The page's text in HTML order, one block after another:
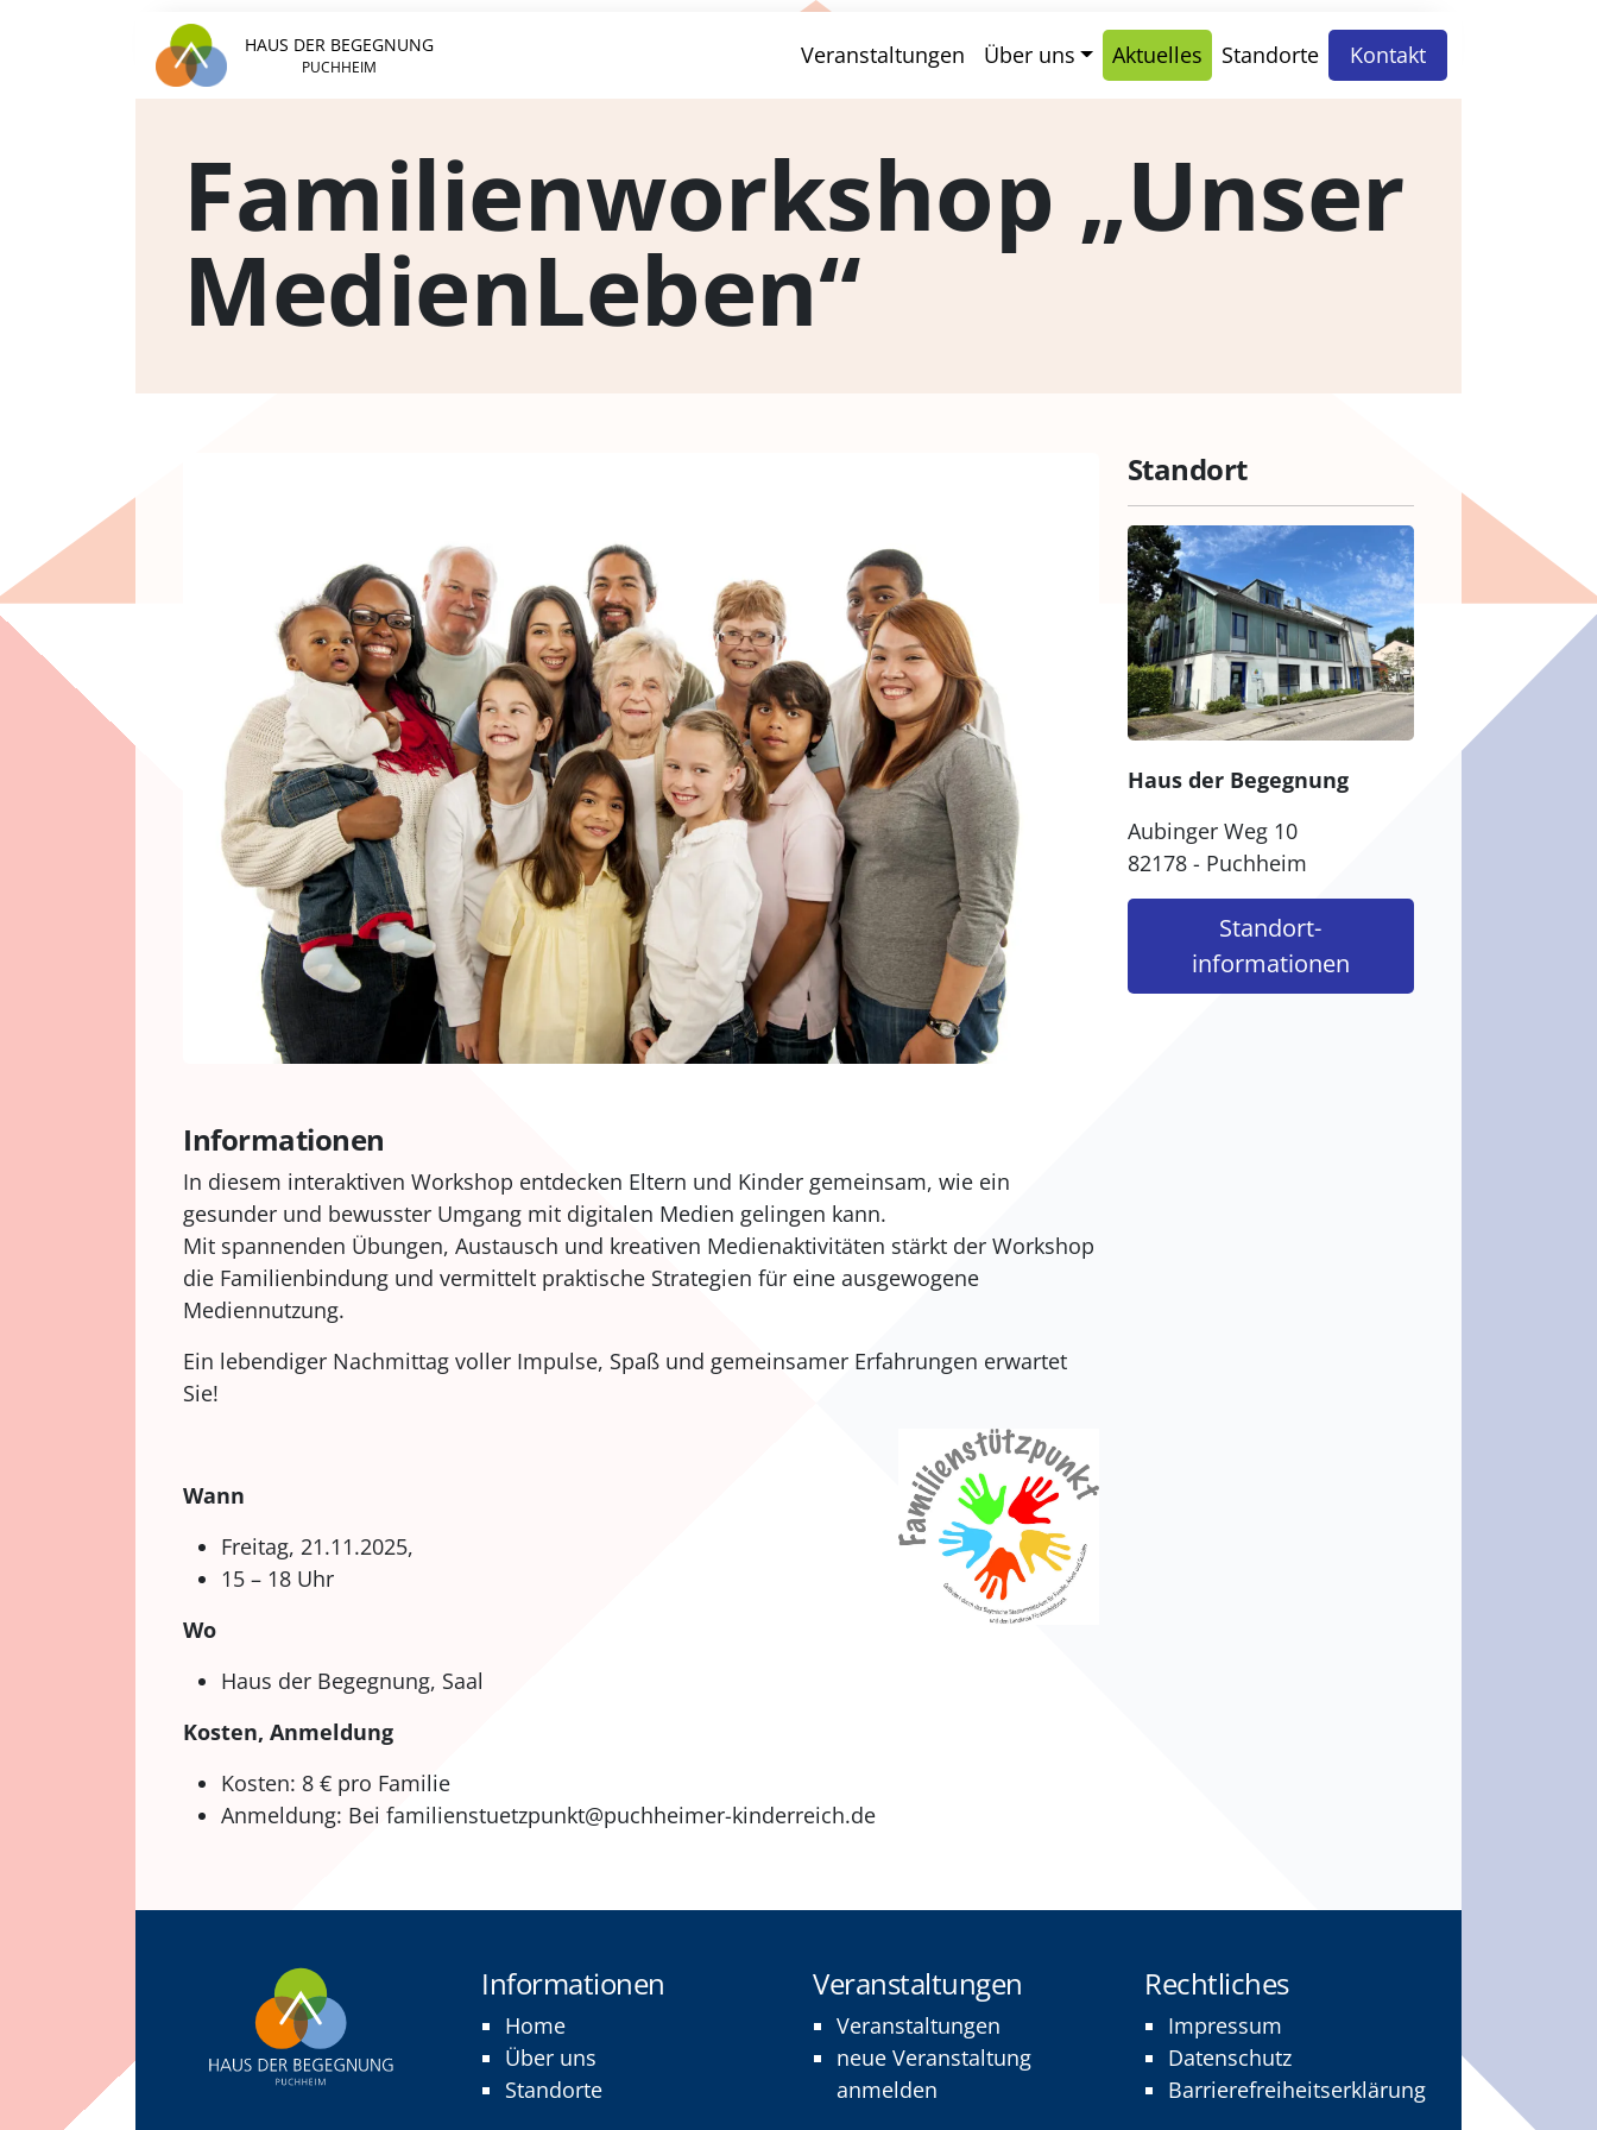
HAUS DER BEGEGNUNG
PUCHHEIM Veranstaltungen Über uns Aktuelles Standorte Kontakt
Familienworkshop „Unser
MedienLeben“
Informationen
In diesem interaktiven Workshop entdecken Eltern und Kinder gemeinsam, wie ein
gesunder und bewusster Umgang mit digitalen Medien gelingen kann.
Mit spannenden Übungen, Austausch und kreativen Medienaktivitäten stärkt der Workshop
die Familienbindung und vermittelt praktische Strategien für eine ausgewogene
Mediennutzung.
Ein lebendiger Nachmittag voller Impulse, Spaß und gemeinsamer Erfahrungen erwartet
Sie!
Wann
Freitag, 21.11.2025,
15 – 18 Uhr
Wo
Haus der Begegnung, Saal
Kosten, Anmeldung
Kosten: 8 € pro Familie
Anmeldung: Bei familienstuetzpunkt@puchheimer-kinderreich.de
Standort
Haus der Begegnung
Aubinger Weg 10
82178 - Puchheim
Standort­
informationen
Informationen
Home
Über uns
Standorte
Veranstaltungen
Veranstaltungen
neue Veranstaltung
anmelden
Rechtliches
Impressum
Datenschutz
Barrierefreiheitserklärung